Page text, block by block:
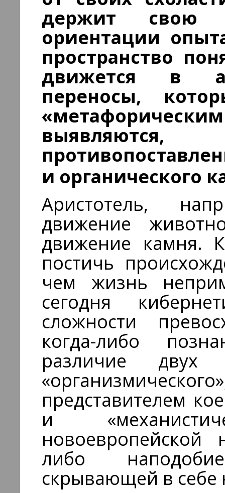
держит свою
ориентации
пространство
движется в
переносы,
и органического
Аристотель,
движение
движение камня.
постичь
чем жизнь
сегодня
сложности
когда-либо
различие двух
представителем
и
либо
скрывающей в себе